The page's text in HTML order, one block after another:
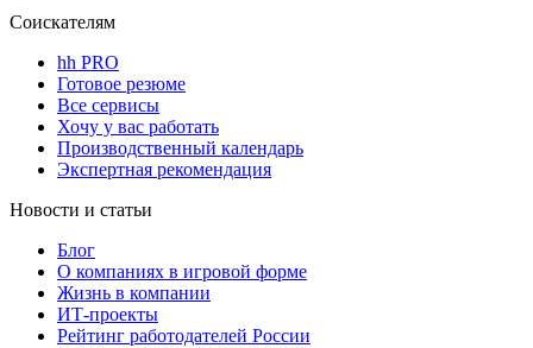
Соискателям
hh PRO
Готовое резюме
Все сервисы
Хочу у вас работать
Производственный календарь
Экспертная рекомендация
Новости и статьи
Блог
О компаниях в игровой форме
Жизнь в компании
ИТ-проекты
Рейтинг работодателей России